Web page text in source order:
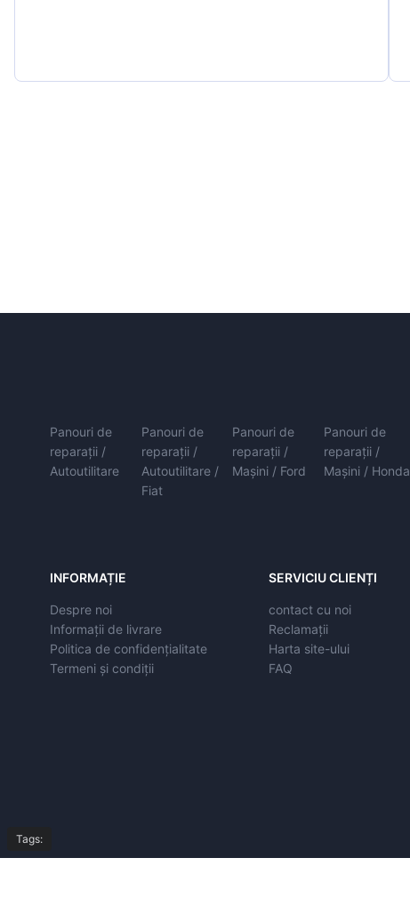
Panouri de
reparații /
Autoutilitare
Panouri de
reparații /
Autoutilitare /
Fiat
Panouri de
reparații /
Mașini / Ford
Panouri de
reparații /
Mașini / Honda
INFORMAȚIE
Despre noi
Informații de livrare
Politica de confidențialitate
Termeni și condiții
SERVICIU CLIENȚI
contact cu noi
Reclamații
Harta site-ului
FAQ
Tags: